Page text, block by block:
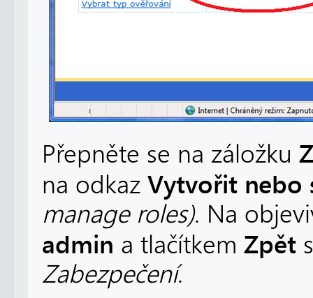
Přepněte se na záložku
na odkaz Vytvořit nebo
manage roles). Na
admin a tlačítkem Zpět
Zabezpečení.